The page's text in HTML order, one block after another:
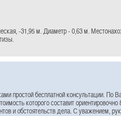
-31,95 м. Диаметр - 0,63 м.
простой бесплатной консультации. По
которого составит
и обстоятельств дела. С уважением,